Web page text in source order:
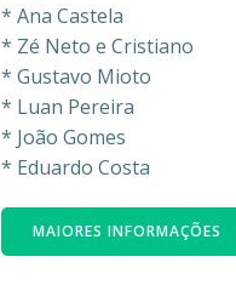
* Ana Castela
* Zé Neto e Cristiano
* Gustavo Mioto
* Luan Pereira
* João Gomes
* Eduardo Costa
MAIORES INFORMAÇÕES